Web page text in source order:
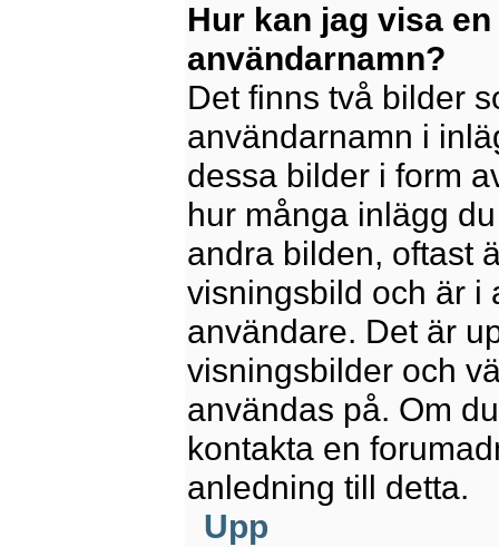
Hur kan jag visa
användarnamn?
Det finns två bilder
användarnamn i
dessa bilder i form
hur många inlägg
andra bilden, oftast
visningsbild och är i
användare. Det är
visningsbilder och
användas på. Om
kontakta en
anledning till detta.
Upp